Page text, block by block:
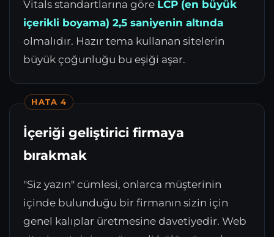
Vitals standartlarına göre LCP (en büyük
içerikli boyama) 2,5 saniyenin altında
olmalıdır. Hazır tema kullanan sitelerin
büyük çoğunluğu bu eşiği aşar.
HATA 4
İçeriği geliştirici firmaya
bırakmak
"Siz yazın" cümlesi, onlarca müşterinin
içinde bulunduğu bir firmanın sizin için
genel kalıplar üretmesine davetiyedir. Web